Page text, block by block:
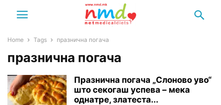
Home Tags празнична погача
празнична погача
Празнична погача „Слоново уво“
што секогаш успева – мека
однатре, златеста...